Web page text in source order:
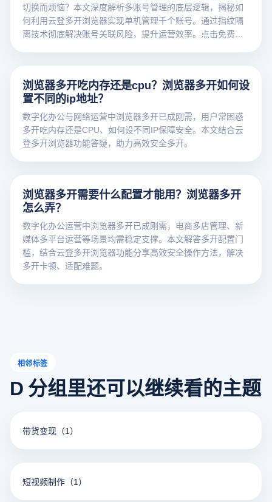
切换而烦恼？本文深度解析多账号管理的底层逻辑，揭秘如
何利用云登多开浏览器实现单机管理千个账号。通过指纹隔
离技术彻底解决账号关联风险，提升运营效率。点击免费获
浏览器多开吃内存还是cpu？浏览器多开如何设
置不同的ip地址？
数字化办公与网络运营中浏览器多开已成刚需，用户常困惑
多开吃内存还是CPU、如何设不同IP保障安全。本文结合云
登多开浏览器功能答疑，助力高效安全多开。
浏览器多开需要什么配置才能用？浏览器多开
怎么弄？
数字化办公运营中浏览器多开已成刚需，电商多店管理、新
媒体多平台运营等场景均需稳定支撑。本文解答多开配置门
槛，结合云登多开浏览器功能分享高效安全操作方法，解决
多开卡顿、适配难题。
相邻标签
D 分组里还可以继续看的主题
带货变现 （1）
短视频制作 （1）